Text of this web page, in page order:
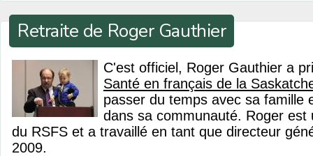
Retraite de Roger Gauthier
C'est officiel, Roger Gauthier a
Santé en français de la
passer du temps avec sa famille
dans sa communauté. Roger est
du RSFS et a travaillé en tant que directeur
2009.